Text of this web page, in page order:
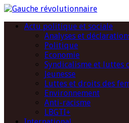
Actu politique et sociale
Analyses et
Politique
Economie
Syndicalisme et luttes
Jeunesse
Luttes et droits des
Environnement
Anti-racisme
LBGTI+